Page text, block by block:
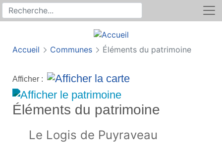
Recherche sur le site
Rechercher
Accueil Communes Éléments du patrimoine
Afficher :
Éléments du patrimoine
Le Logis de Puyraveau